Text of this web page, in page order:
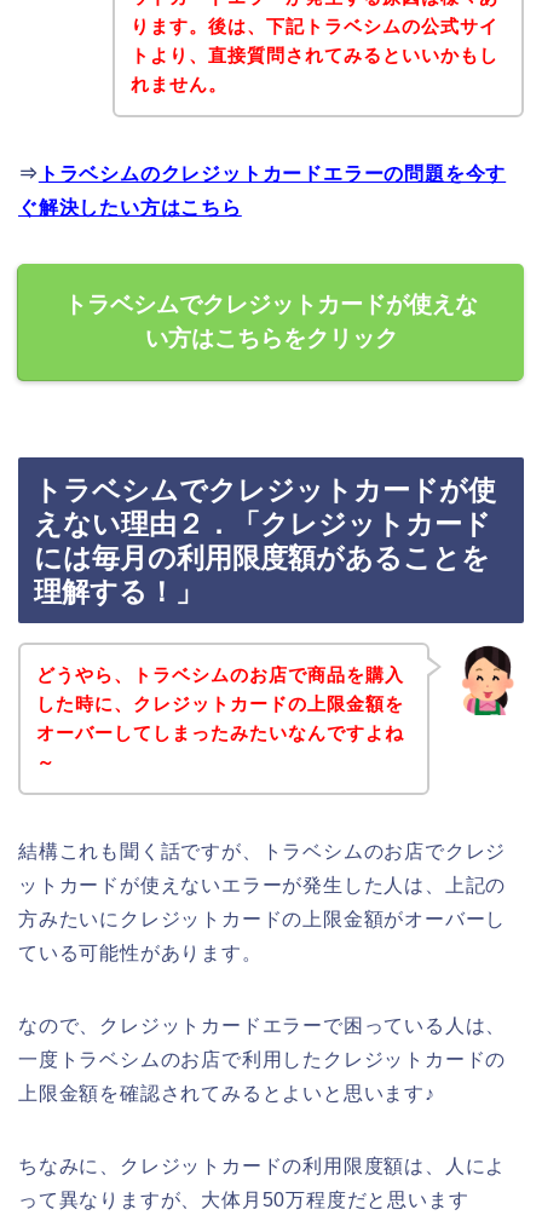
ります。後は、下記トラベシムの公式サイ
トより、直接質問されてみるといいかもし
れません。
⇒ トラベシムのクレジットカードエラーの問題を今す
ぐ解決したい方はこちら
トラベシムでクレジットカードが使えな
い方はこちらをクリック
トラベシムでクレジットカードが使
えない理由２．「クレジットカード
には毎月の利用限度額があることを
理解する！」
どうやら、トラベシムのお店で商品を購入
した時に、クレジットカードの上限金額を
オーバーしてしまったみたいなんですよね
～
結構これも聞く話ですが、トラベシムのお店でクレジ
ットカードが使えないエラーが発生した人は、上記の
方みたいにクレジットカードの上限金額がオーバーし
ている可能性があります。
なので、クレジットカードエラーで困っている人は、
一度トラベシムのお店で利用したクレジットカードの
上限金額を確認されてみるとよいと思います♪
ちなみに、クレジットカードの利用限度額は、人によ
って異なりますが、大体月50万程度だと思います